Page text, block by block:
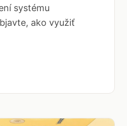
systému
ako využiť